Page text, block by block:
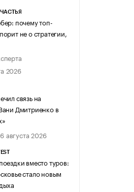
почему топ-
не о стратегии,
2026
связь на
Дмитриенко в
6 августа 2026
вместо туров:
стало новым